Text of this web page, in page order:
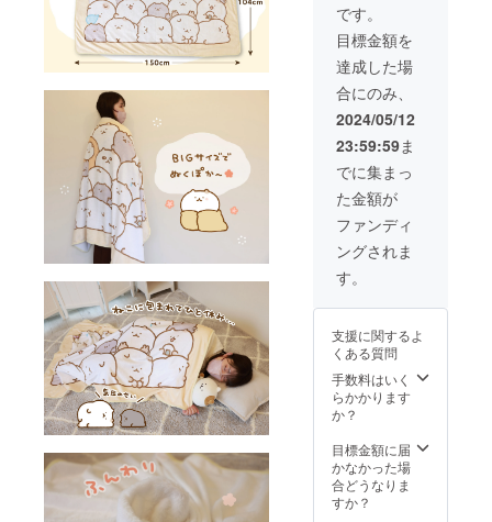
ンで
す。 ●
必ず備
考欄
に、色
紙に入
れる宛
名をご
記入く
ださ
い。 ●
宛名の
必要が
「必要
とご記
入くだ
さい。
●恐縮で
すが、
記入後
の宛名
変更は
不可と
です。
目標金額を
達成した場
合にのみ、
2024/05/12
23:59:59ま
でに集まっ
た金額が
ファンディ
ングされま
す。
支援に関するよ
くある質問
手数料はいく
らかかります
か？
目標金額に届
かなかった場
合どうなりま
すか？